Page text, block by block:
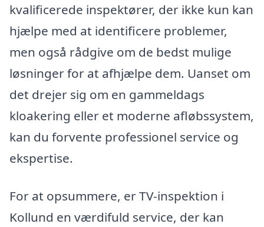
kvalificerede inspektører, der ikke kun kan
hjælpe med at identificere problemer,
men også rådgive om de bedst mulige
løsninger for at afhjælpe dem. Uanset om
det drejer sig om en gammeldags
kloakering eller et moderne afløbssystem,
kan du forvente professionel service og
ekspertise.
For at opsummere, er TV-inspektion i
Kollund en værdifuld service, der kan